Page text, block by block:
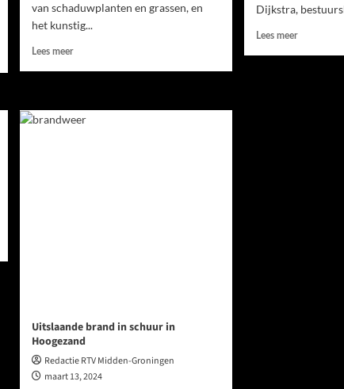
van schaduwplanten en grassen, en
het kunstig...
Lees meer
Dijkstra,
Lees meer
Uitslaande brand in schuur in
Hoogezand
Redactie RTV Midden-Groningen
maart 13, 2024